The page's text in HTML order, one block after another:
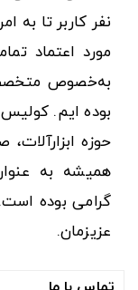
نفر کاربر تا به
مورد اعتماد
به‌خصوص
بوده ایم.
حوزه
همیشه به
گرامی بوده
عزیزمان.